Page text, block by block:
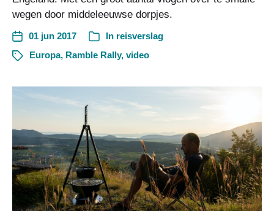
wegen door middeleeuwse dorpjes.
01 jun 2017 In reisverslag
Europa, Ramble Rally, video